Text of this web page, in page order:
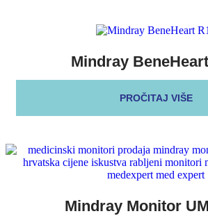
Mindray
PROČITAJ VIŠE
Mindray Monitor